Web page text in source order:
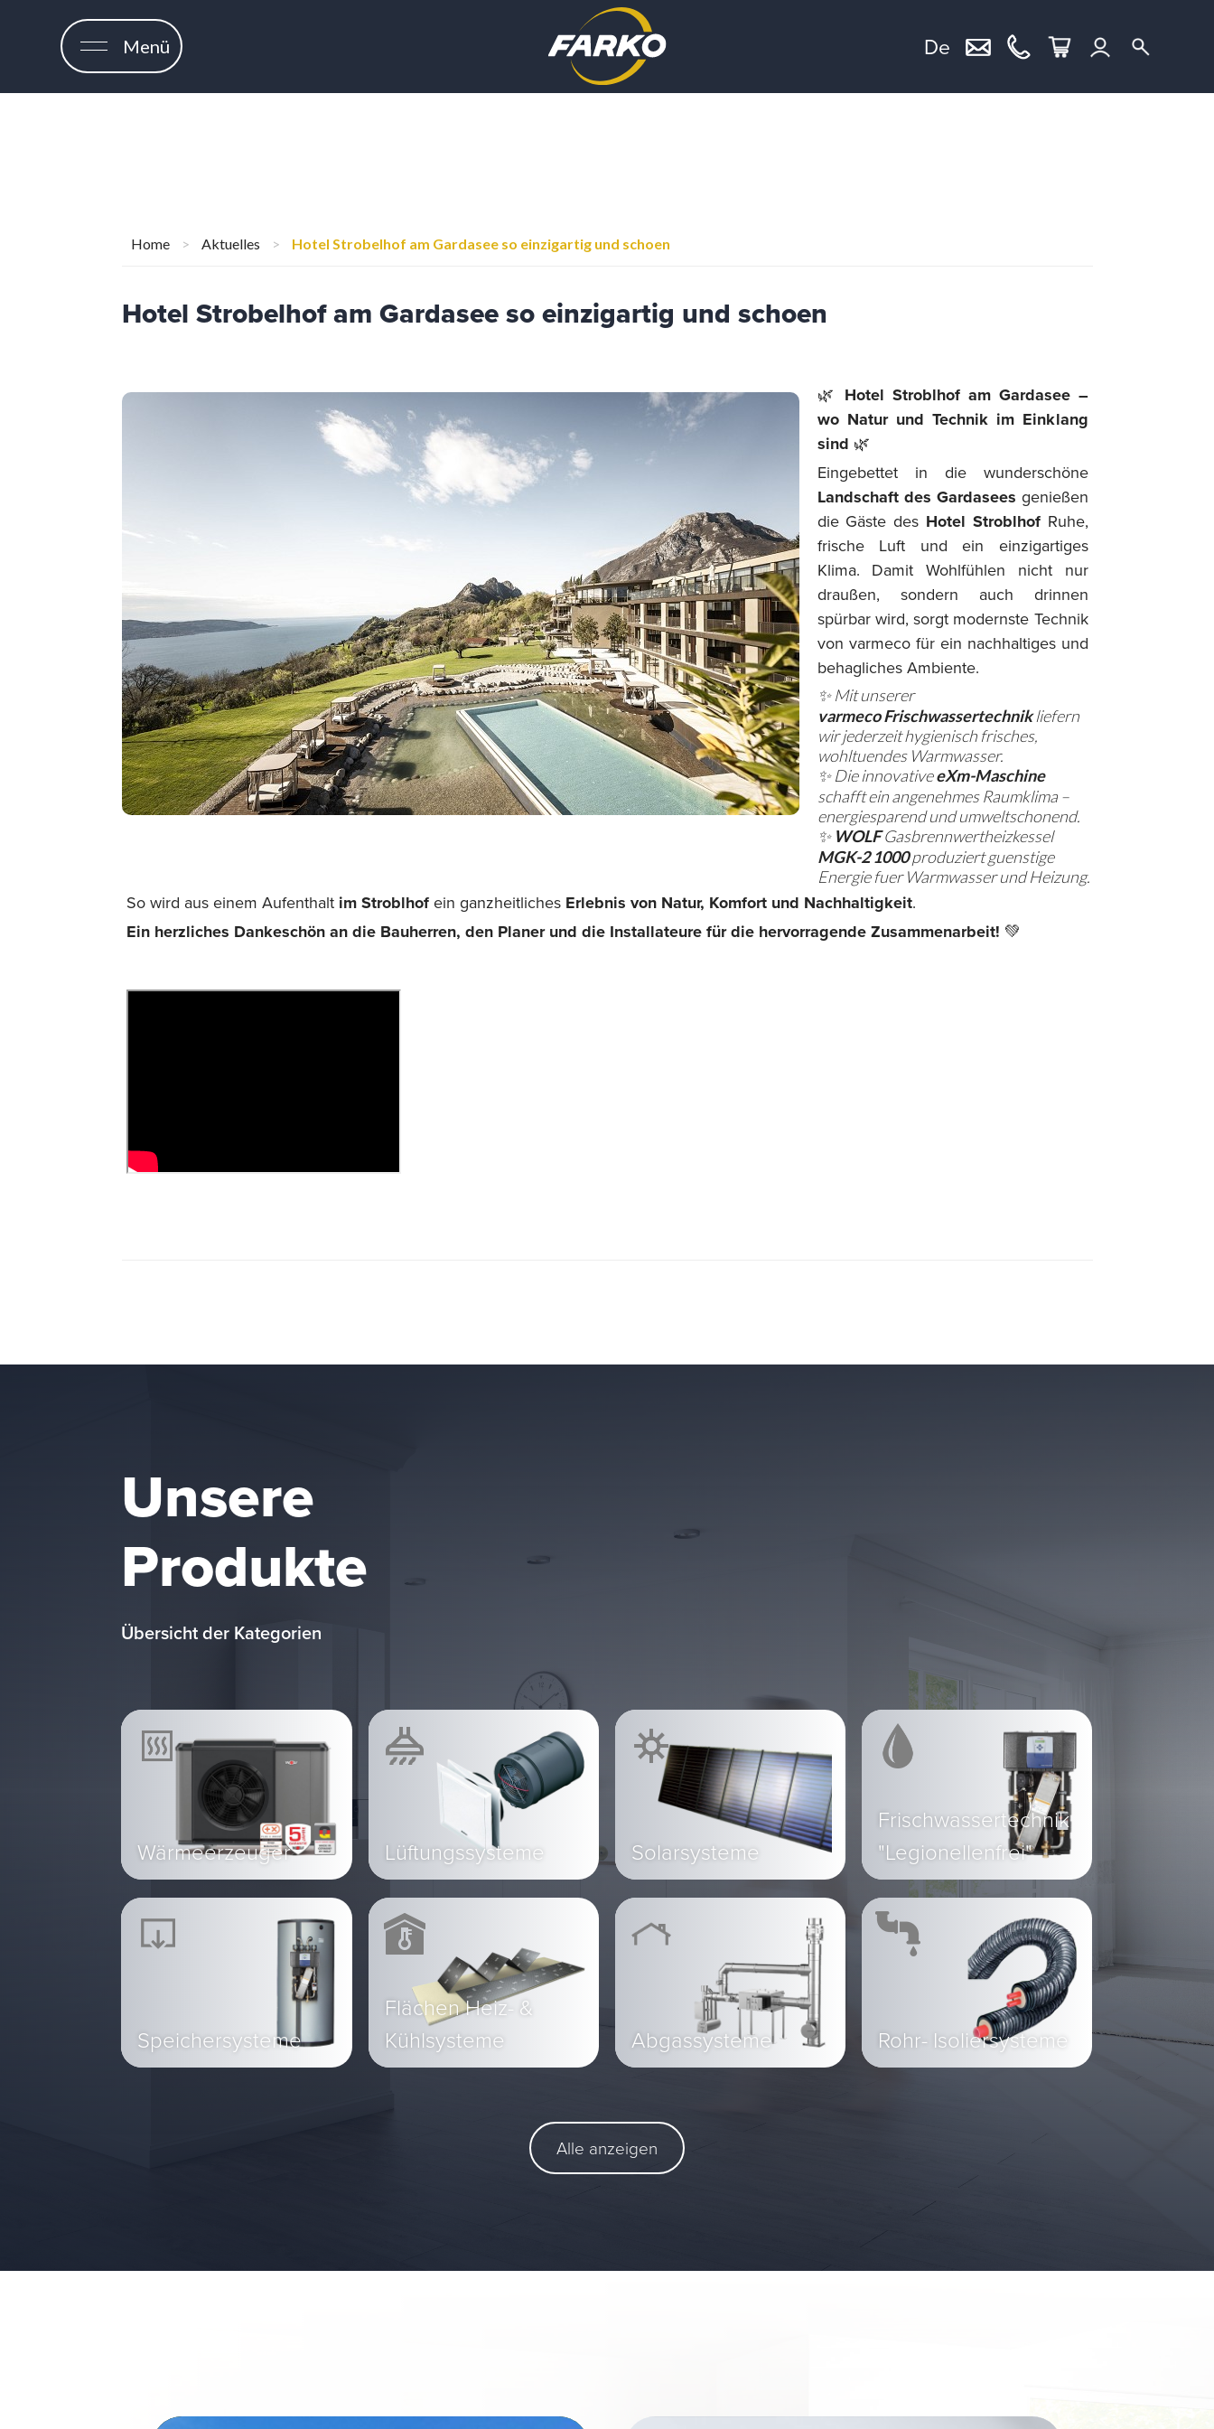
Menü De
Home > Aktuelles > Hotel Strobelhof am Gardasee so einzigartig und schoen
Hotel Strobelhof am Gardasee so einzigartig und schoen
🌿 Hotel Stroblhof am Gardasee –
wo Natur und Technik im Einklang
sind 🌿
Eingebettet in die wunderschöne
Landschaft des Gardasees genießen
die Gäste des Hotel StroblhofRuhe,
frische Luft und ein einzigartiges
Klima. Damit Wohlfühlen nicht nur
draußen, sondern auch drinnen
spürbar wird, sorgt modernste Technik
von varmeco für ein nachhaltiges und
behagliches Ambiente.
✨ Mit unserer
varmeco Frischwassertechnikliefern
wir jederzeit hygienisch frisches,
wohltuendes Warmwasser.
✨ Die innovativeeXm-Maschine
schafft ein angenehmes Raumklima –
energiesparend und umweltschonend.
✨ WOLFGasbrennwertheizkessel
MGK-2 1000produziert guenstige
Energie fuer Warmwasser und Heizung.
So wird aus einem Aufenthalt im Stroblhofein ganzheitliches Erlebnis von Natur, Komfort und Nachhaltigkeit.
Ein herzliches Dankeschön an die Bauherren, den Planer und die Installateure für die hervorragende Zusammenarbeit! 💚
Unsere
Produkte
Übersicht der Kategorien
Wärmeerzeuger Lüftungssysteme Solarsysteme
Frischwassertechnik
"Legionellenfrei"
Speichersysteme
Flächen Heiz- &
Kühlsysteme
Abgassysteme Rohr- Isoliersysteme
Alle anzeigen